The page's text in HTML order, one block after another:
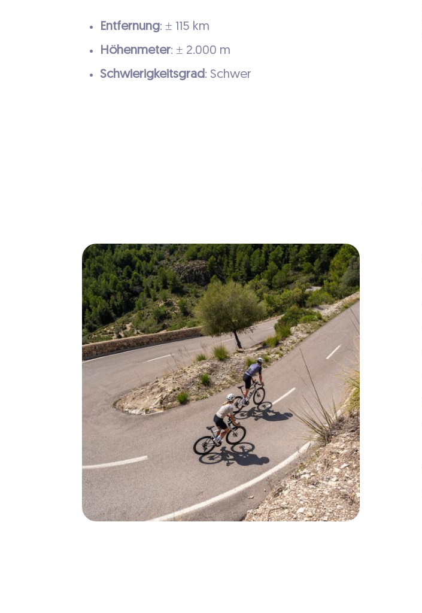
Entfernung: ± 115 km
Höhenmeter: ± 2.000 m
Schwierigkeitsgrad: Schwer